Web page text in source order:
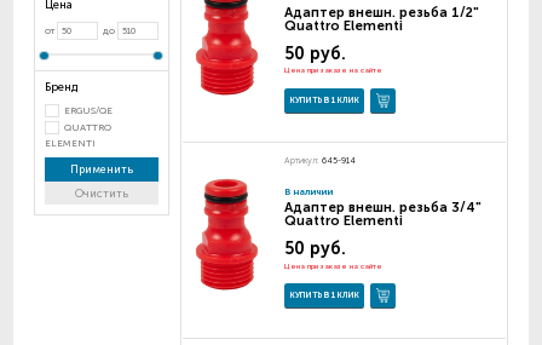
Цена
от до
Бренд
ERGUS/QE
QUATTRO
ELEMENTI
Применить
Очистить
Адаптер внешн. резьба 1/2"
Quattro Elementi
50 руб.
Цена при заказе на сайте
КУПИТЬ В 1 КЛИК
Артикул: 645-914
В наличии
Адаптер внешн. резьба 3/4"
Quattro Elementi
50 руб.
Цена при заказе на сайте
КУПИТЬ В 1 КЛИК